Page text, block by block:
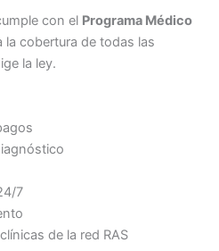
con el Programa Médico
la cobertura de todas las
la ley.
7
de la red RAS